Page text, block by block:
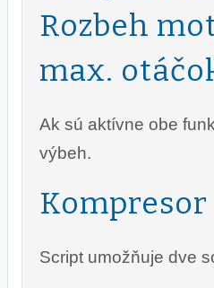
Rozbeh
max.
Ak sú aktívne obe
výbeh.
Kompresor
Script umožňuje dve